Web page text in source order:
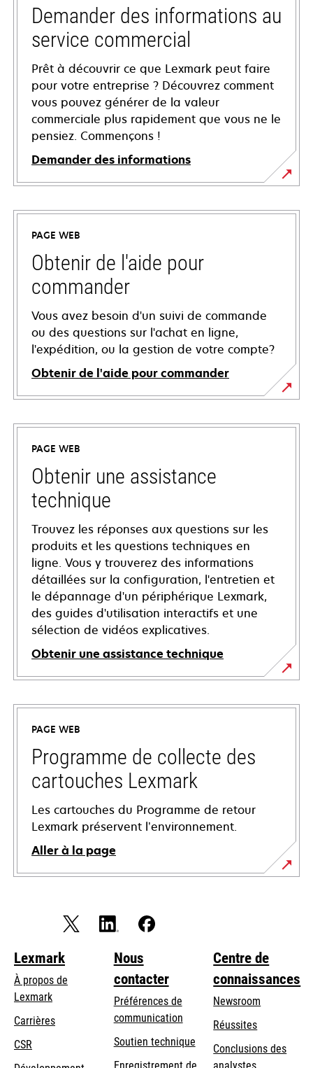
Demander des informations au
service commercial
Prêt à découvrir ce que Lexmark peut faire
pour votre entreprise ? Découvrez comment
vous pouvez générer de la valeur
commerciale plus rapidement que vous ne le
pensiez. Commençons !
Demander des informations
PAGE WEB
Obtenir de l'aide pour
commander
Vous avez besoin d'un suivi de commande
ou des questions sur l'achat en ligne,
l'expédition, ou la gestion de votre compte?
Obtenir de l'aide pour commander
PAGE WEB
Obtenir une assistance
technique
Trouvez les réponses aux questions sur les
produits et les questions techniques en
ligne. Vous y trouverez des informations
détaillées sur la configuration, l'entretien et
le dépannage d'un périphérique Lexmark,
des guides d'utilisation interactifs et une
sélection de vidéos explicatives.
Obtenir une assistance technique
s’ouvre
dans
nouvel
onglet
PAGE WEB
Programme de collecte des
cartouches Lexmark
Les cartouches du Programme de retour
Lexmark préservent l’environnement.
Aller à la page
Lexmark
À propos de
Lexmark
Carrières
CSR
Nous
contacter
Préférences de
communication
s’ouvre
dans
Soutien techniques’ouvre
dans
Centre de
connaissances
Newsroom
Réussites
Conclusions des